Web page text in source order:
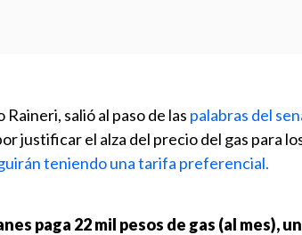
salió al paso de las palabras del
justificar el alza del precio del gas para
teniendo una tarifa preferencial.
paga 22 mil pesos de gas (al mes),